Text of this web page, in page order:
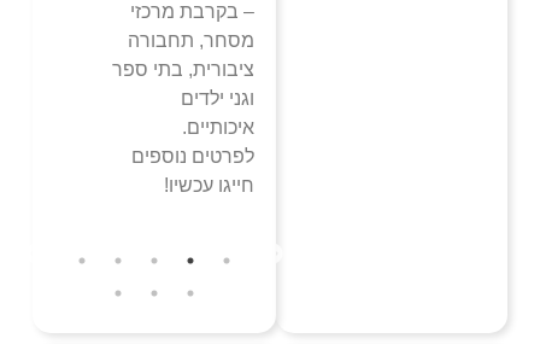
– בקרבת מרכזי
מסחר, תחבורה
ציבורית, בתי ספר
וגני ילדים
איכותיים.
לפרטים נוספים
חייגו עכשיו!